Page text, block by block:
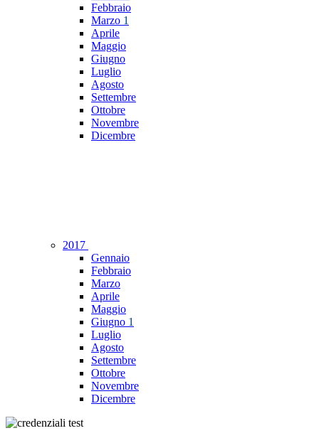
Febbraio
Marzo 1
Aprile
Maggio
Giugno
Luglio
Agosto
Settembre
Ottobre
Novembre
Dicembre
2017
Gennaio
Febbraio
Marzo
Aprile
Maggio
Giugno 1
Luglio
Agosto
Settembre
Ottobre
Novembre
Dicembre